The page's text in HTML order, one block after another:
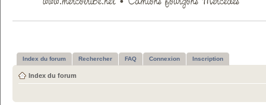
Index du forum Rechercher FAQ Connexion Inscription
Index du forum